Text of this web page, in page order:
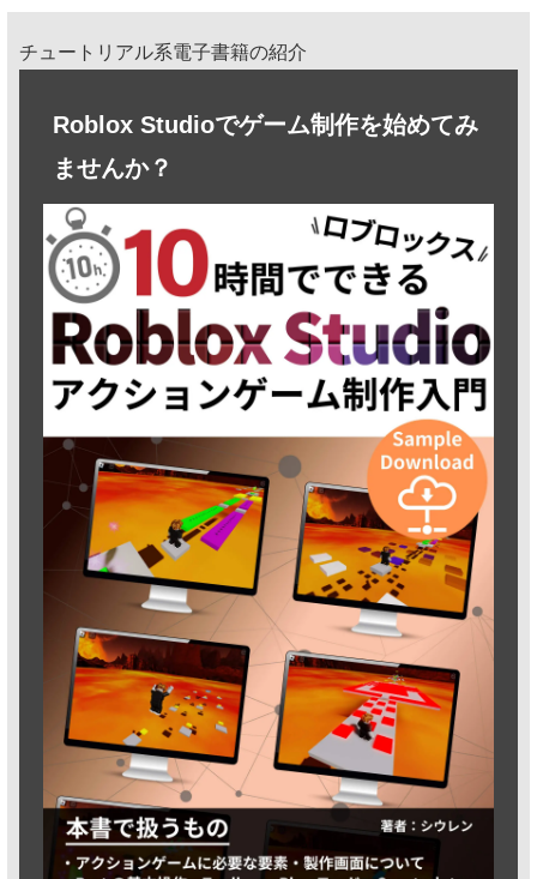
チュートリアル系電子書籍の紹介
Roblox Studioでゲーム制作を始めてみ
ませんか？